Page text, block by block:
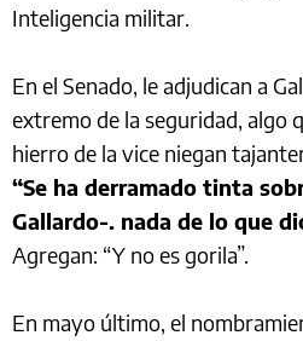
Inteligencia militar.
En el Senado, le adjudican a
extremo de la seguridad, algo
hierro de la vice niegan
“Se ha derramado tinta
Gallardo-. nada de lo que
Agregan: “Y no es gorila”.
En mayo último, el